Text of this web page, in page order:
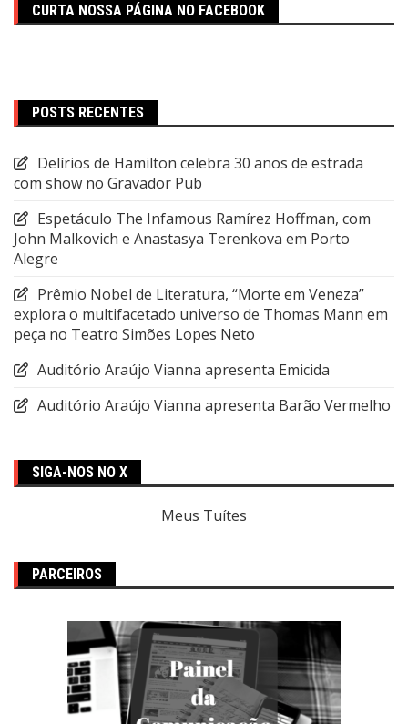
CURTA NOSSA PÁGINA NO FACEBOOK
POSTS RECENTES
Delírios de Hamilton celebra 30 anos de estrada
com show no Gravador Pub
Espetáculo The Infamous Ramírez Hoffman, com
John Malkovich e Anastasya Terenkova em Porto
Alegre
Prêmio Nobel de Literatura, “Morte em Veneza”
explora o multifacetado universo de Thomas Mann em
peça no Teatro Simões Lopes Neto
Auditório Araújo Vianna apresenta Emicida
Auditório Araújo Vianna apresenta Barão Vermelho
SIGA-NOS NO X
Meus Tuítes
PARCEIROS